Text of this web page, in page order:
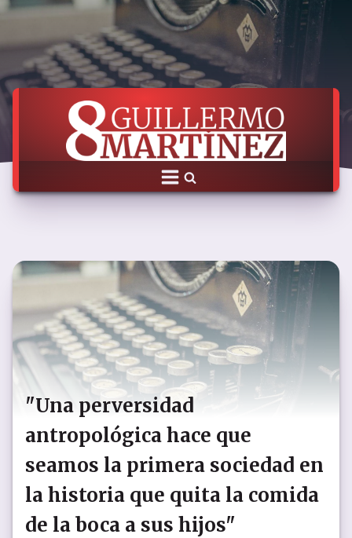
"Una perversidad
antropológica hace que
seamos la primera sociedad en
la historia que quita la comida
de la boca a sus hijos"